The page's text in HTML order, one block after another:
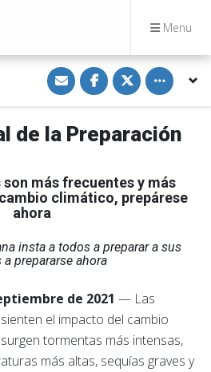
Menu
S
h
a
r
i
a
i
l
S
h
a
r
n
e
b
o
S
h
a
r
n
t
t
e
Toggle
de la Preparación
más frecuentes y más
climático, prepárese
ahora
insta a todos a preparar a sus
prepararse ahora
de 2021 — Las
el impacto del cambio
tormentas más intensas,
más altas, sequías graves y